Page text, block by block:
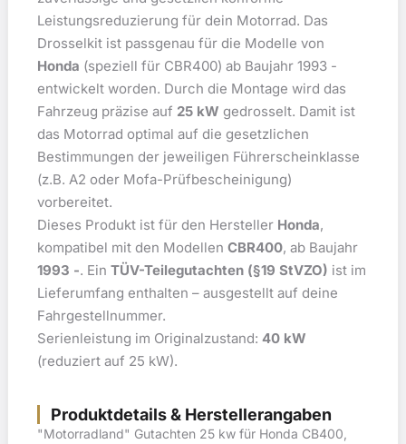
Leistungsreduzierung für dein Motorrad. Das
Drosselkit ist passgenau für die Modelle von
Honda (speziell für CBR400) ab Baujahr 1993 -
entwickelt worden. Durch die Montage wird das
Fahrzeug präzise auf 25 kW gedrosselt. Damit ist
das Motorrad optimal auf die gesetzlichen
Bestimmungen der jeweiligen Führerscheinklasse
(z.B. A2 oder Mofa-Prüfbescheinigung)
vorbereitet.
Dieses Produkt ist für den Hersteller Honda,
kompatibel mit den Modellen CBR400, ab Baujahr
1993 -. Ein TÜV-Teilegutachten (§19 StVZO) ist im
Lieferumfang enthalten – ausgestellt auf deine
Fahrgestellnummer.
Serienleistung im Originalzustand: 40 kW
(reduziert auf 25 kW).
Produktdetails & Herstellerangaben
"Motorradland" Gutachten 25 kw für Honda CB400,